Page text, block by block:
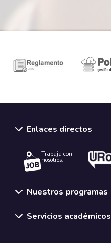
Enlaces directos
Trabaja con
nosotros.
Nuestros programas
Servicios académicos